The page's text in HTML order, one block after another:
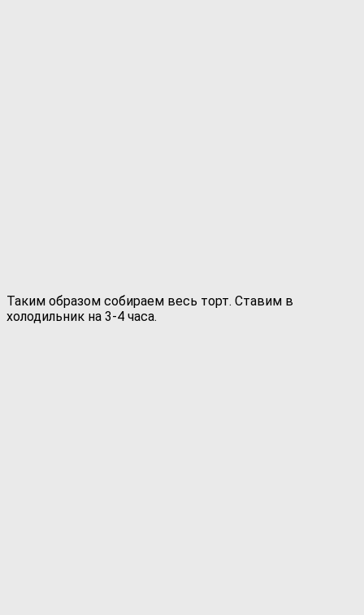
Таким образом собираем весь торт. Ставим в
холодильник на 3-4 часа.